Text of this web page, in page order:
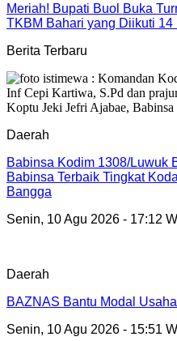
Meriah! Bupati Buol Buka
TKBM Bahari yang Diikuti 14
Berita Terbaru
Daerah
Babinsa Kodim 1308/Luwuk
Babinsa Terbaik Tingkat
Bangga
Senin, 10 Agu 2026 - 17:12
Daerah
BAZNAS Bantu Modal
Senin, 10 Agu 2026 - 15:51